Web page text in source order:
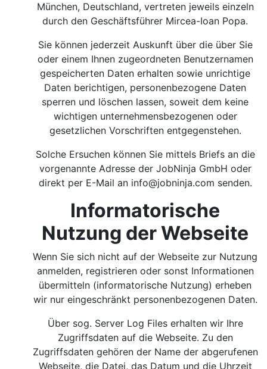
München, Deutschland, vertreten jeweils einzeln
durch den Geschäftsführer Mircea-Ioan Popa.
Sie können jederzeit Auskunft über die über Sie
oder einem Ihnen zugeordneten Benutzernamen
gespeicherten Daten erhalten sowie unrichtige
Daten berichtigen, personenbezogene Daten
sperren und löschen lassen, soweit dem keine
wichtigen unternehmensbezogenen oder
gesetzlichen Vorschriften entgegenstehen.
Solche Ersuchen können Sie mittels Briefs an die
vorgenannte Adresse der JobNinja GmbH oder
direkt per E-Mail an info@jobninja.com senden.
Informatorische
Nutzung der Webseite
Wenn Sie sich nicht auf der Webseite zur Nutzung
anmelden, registrieren oder sonst Informationen
übermitteln (informatorische Nutzung) erheben
wir nur eingeschränkt personenbezogenen Daten.
Über sog. Server Log Files erhalten wir Ihre
Zugriffsdaten auf die Webseite. Zu den
Zugriffsdaten gehören der Name der abgerufenen
Webseite, die Datei, das Datum und die Uhrzeit